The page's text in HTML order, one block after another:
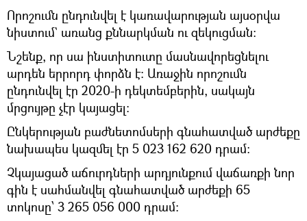
Որոշումն ընդունվել է կառավարության այսօրվա
նիստում` առանց քննարկման ու զեկուցման։
Նշենք, որ սա ինստիտուտը մասնավորեցնելու
արդեն երրորդ փորձն է։ Առաջին որոշումն
ընդունվել էր 2020-ի դեկտեմբերին, սակայն
մրցույթը չէր կայացել:
Ընկերության բաժնետոմսերի գնահատված արժեքը
նախապես կազմել էր 5 023 162 620 դրամ:
Չկայացած աճուրդների արդյունքում վաճառքի նոր
գին է սահմանվել գնահատված արժեքի 65
տոկոսը՝ 3 265 056 000 դրամ: